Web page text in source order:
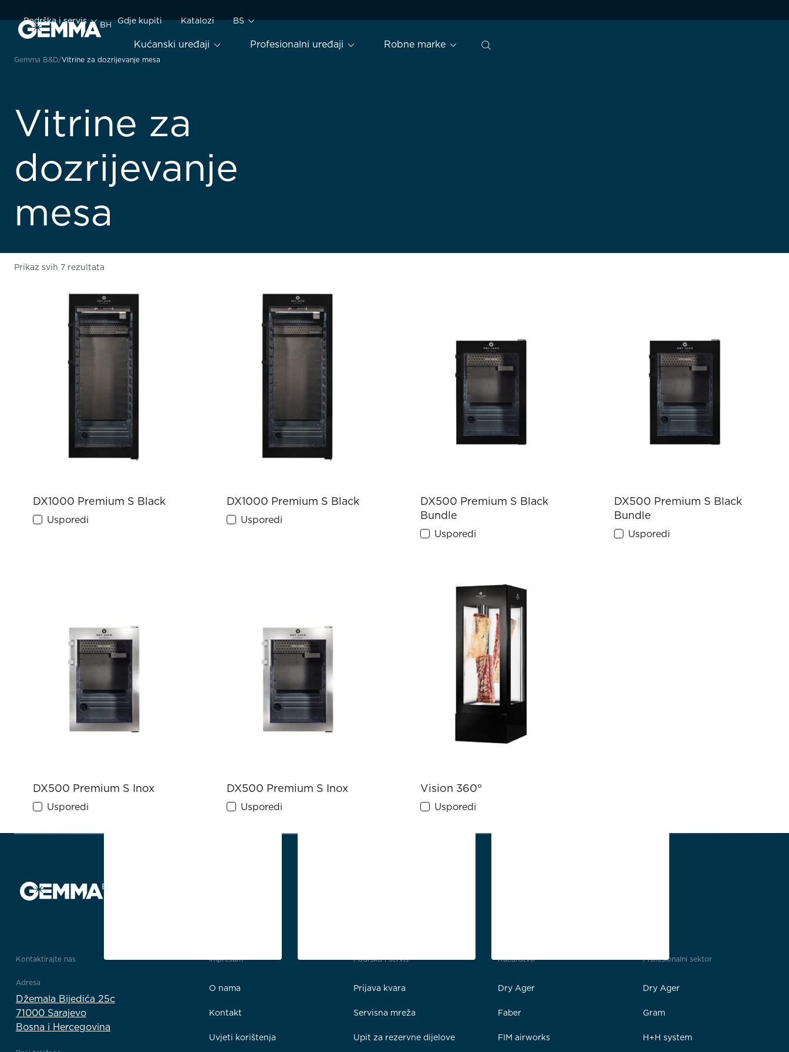
Kućanski uređaji Profesionalni uređaji Robne marke
Podrška i servis Gdje kupiti Katalozi BS
Gemma B&D Vitrine za dozrijevanje mesa
Vitrine za
dozrijevanje
mesa
Prikaz svih 7 rezultata
DX1000 Premium S Black
Usporedi
DX1000 Premium S Black
Usporedi
DX500 Premium S Black
Bundle
Usporedi
DX500 Premium S Black
Bundle
Usporedi
DX500 Premium S Inox
Usporedi
DX500 Premium S Inox
Usporedi
Vision 360°
Usporedi
Kontaktirajte nas
Adresa
Džemala Bijedića 25c
71000 Sarajevo
Bosna i Hercegovina
Impresum
O nama
Kontakt
Uvjeti korištenja
Podrška i servis
Prijava kvara
Servisna mreža
Upit za rezervne dijelove
Kućanstvo
Dry Ager
Faber
FIM airworks
Profesionalni sektor
Dry Ager
Gram
H+H system